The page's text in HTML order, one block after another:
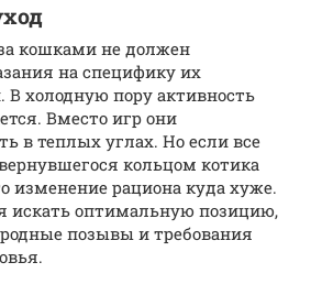
кошками не должен
на специфику их
холодную пору активность
Вместо игр они
в теплых углах. Но если все
кольцом котика
изменение рациона куда хуже.
искать оптимальную позицию,
позывы и требования